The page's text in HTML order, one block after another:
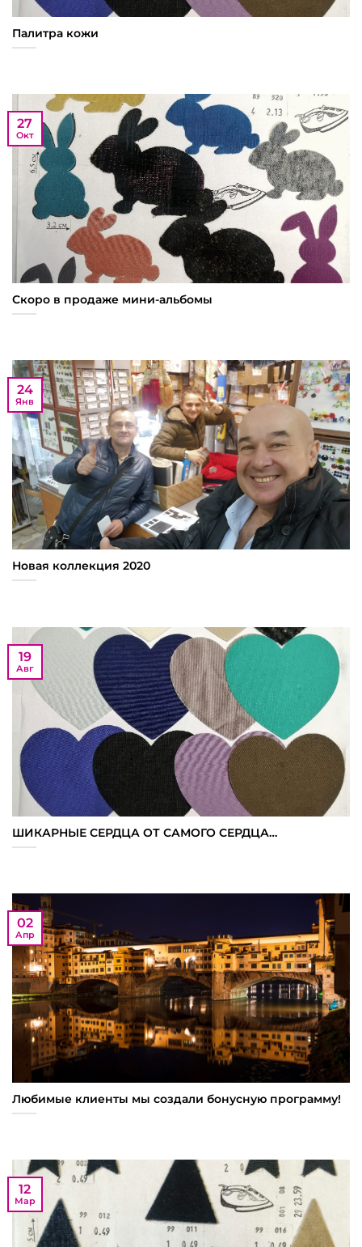
Палитра кожи
Скоро в продаже мини-альбомы
27
Окт
Новая коллекция 2020
24
Янв
ШИКАРНЫЕ СЕРДЦА ОТ САМОГО СЕРДЦА…
19
Авг
Любимые клиенты мы создали бонусную программу!
02
Апр
12
Мар